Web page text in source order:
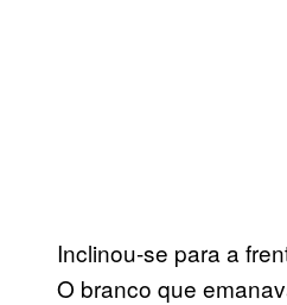
Inclinou-se para a
O branco que